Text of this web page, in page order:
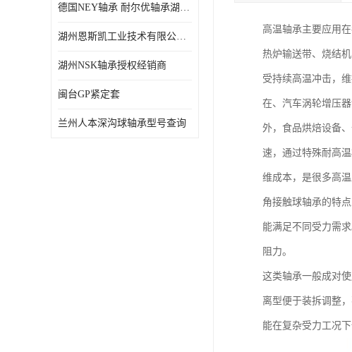
德国NEY轴承 耐尔优轴承湖州代理商
湖州恩斯凯工业技术有限公司NSK轴承*经销商
湖州NSK轴承授权经销商
闽台GP紧定套
兰州人本深沟球轴承型号查询
高温轴承主要应用
热炉输送带、烧结
受持续高温冲击，
在、汽车涡轮增压
外，食品烘焙设备
速，通过特殊耐高
维成本，是很多高
角接触球轴承的特
能满足不同受力需
阻力。
这类轴承一般成对
离型便于装拆调整
能在复杂受力工况